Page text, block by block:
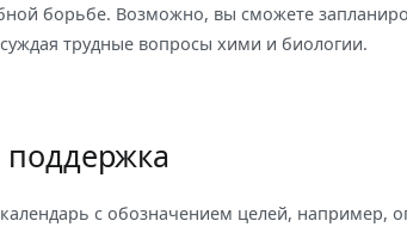
борьбе. Возможно, вы сможете
трудные вопросы хими и биологии.
поддержка
с обозначением целей, например,